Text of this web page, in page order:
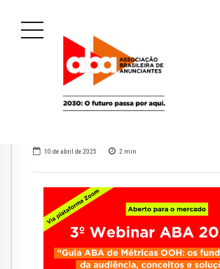
10 de abril de 2025 2 min